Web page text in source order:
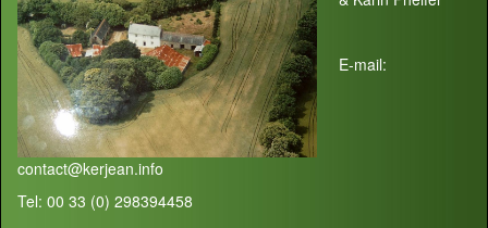
E-mail:
contact@kerjean.info
Tel: 00 33 (0) 298394458